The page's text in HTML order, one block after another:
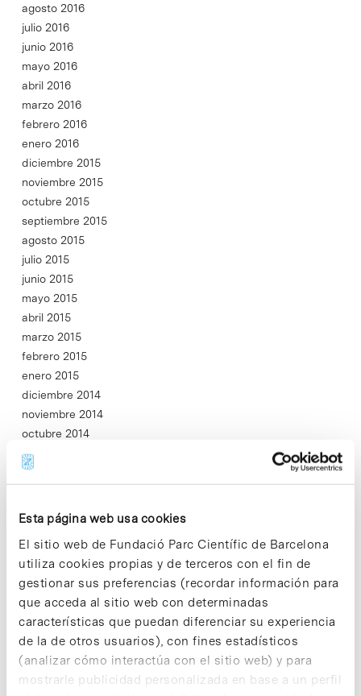
Esta página web usa cookies
El sitio web de Fundació Parc Científic de Barcelona
utiliza cookies propias y de terceros con el fin de
gestionar sus preferencias (recordar información para
que acceda al sitio web con determinadas
características que puedan diferenciar su experiencia
de la de otros usuarios), con fines estadísticos
(analizar cómo interactúa con el sitio web) y para
mostrarle publicidad personalizada en base a un perfil
agosto 2016
julio 2016
junio 2016
mayo 2016
abril 2016
marzo 2016
febrero 2016
enero 2016
diciembre 2015
noviembre 2015
octubre 2015
septiembre 2015
agosto 2015
julio 2015
junio 2015
mayo 2015
abril 2015
marzo 2015
febrero 2015
enero 2015
diciembre 2014
noviembre 2014
octubre 2014
septiembre 2014
agosto 2014
junio 2014
abril 2014
marzo 2014
febrero 2014
enero 2014
diciembre 2013
noviembre 2013
octubre 2013
septiembre 2013